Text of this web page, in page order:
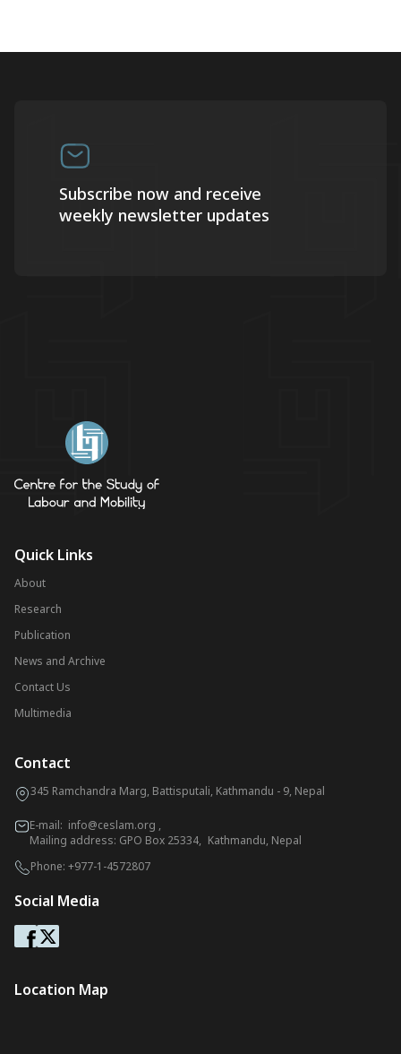
Subscribe now and receive
weekly newsletter updates
Quick Links
About
Research
Publication
News and Archive
Contact Us
Multimedia
Contact
345 Ramchandra Marg, Battisputali, Kathmandu - 9, Nepal
E-mail: info@ceslam.org ,
Mailing address: GPO Box 25334, Kathmandu, Nepal
Phone: +977-1-4572807
Social Media
Location Map